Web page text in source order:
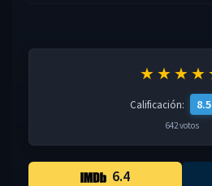
Calificación: 8.5
642 votos
6.4